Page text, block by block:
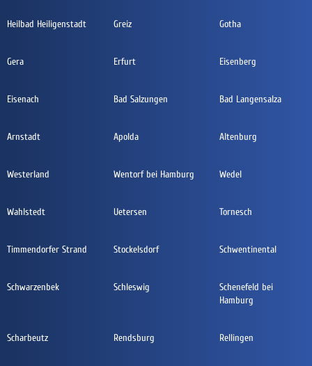
Heilbad Heiligenstadt Greiz Gotha
Gera Erfurt Eisenberg
Eisenach Bad Salzungen Bad Langensalza
Arnstadt Apolda Altenburg
Westerland Wentorf bei Hamburg Wedel
Wahlstedt Uetersen Tornesch
Timmendorfer Strand Stockelsdorf Schwentinental
Schwarzenbek Schleswig
Schenefeld bei
Hamburg
Scharbeutz Rendsburg Rellingen